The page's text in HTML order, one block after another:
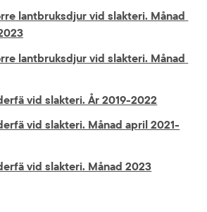
öppnas i nytt fönster eller ny flik.
lantbruksdjur vid slakteri. Månad
öppnas i nytt fönster eller ny flik.
lantbruksdjur vid slakteri. Månad
öppnas i nytt fönster eller ny flik.
vid slakteri. År 2019-2022
öppnas i nytt fönster eller ny flik.
vid slakteri. Månad april 2021-
öppnas i nytt fönster eller ny flik.
vid slakteri. Månad 2023